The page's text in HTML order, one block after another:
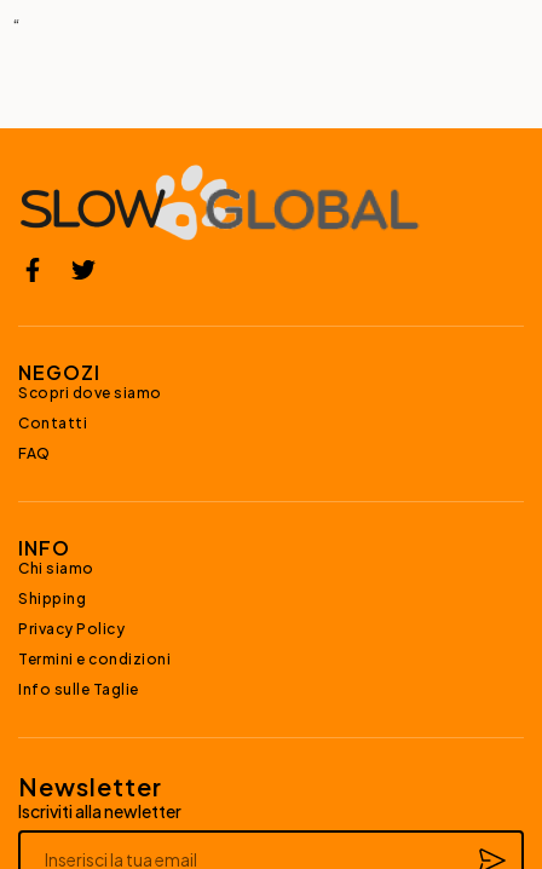
“
NEGOZI
Scopri dove siamo
Contatti
FAQ
INFO
Chi siamo
Shipping
Privacy Policy
Termini e condizioni
Info sulle Taglie
Newsletter
Iscriviti alla newletter